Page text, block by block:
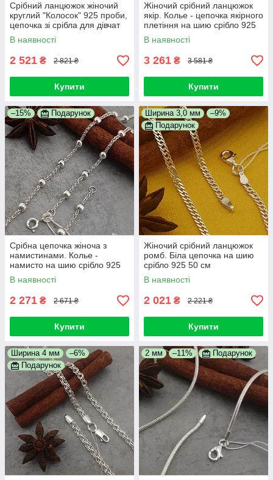
Срібний ланцюжок жіночий
круглий "Колосок" 925 проби,
цепочка зі срібла для дівчат
50 см
В наявності
2 521 ₴ 2 821 ₴
Купити
Жіночий срібний ланцюжок
якір. Колье - цепочка якірного
плетіння на шию срібло 925
В наявності
3 261 ₴ 3 581 ₴
Купити
–15% Подарунок
Срібна цепочка жіноча з
намистинами. Колье -
намисто на шию срібло 925
В наявності
2 271 ₴ 2 671 ₴
Купити
Ширина 3,0 мм
–9%
Подарунок
Жіночий срібний ланцюжок
ромб. Біла цепочка на шию
срібло 925 50 см
В наявності
2 021 ₴ 2 221 ₴
Купити
Ширина 4 мм
–6%
Подарунок
2 мм –11% Подарунок